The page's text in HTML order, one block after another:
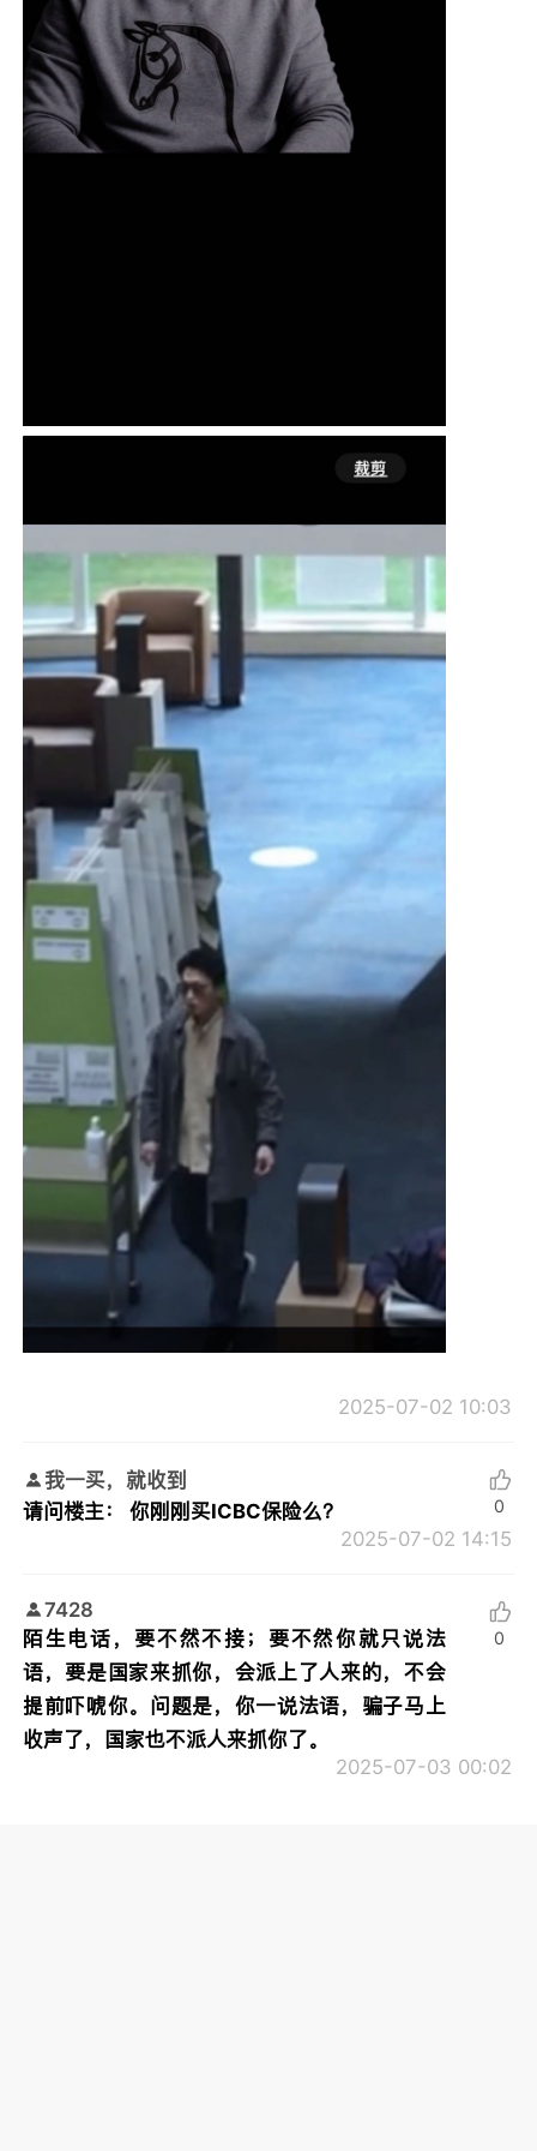
2025-07-02 10:03
我一买，就收到
请问楼主： 你刚刚买ICBC保险么？
2025-07-02 14:15
0
7428
陌生电话，要不然不接；要不然你就只说法
语，要是国家来抓你，会派上了人来的，不会
提前吓唬你。问题是，你一说法语，骗子马上
收声了，国家也不派人来抓你了。
2025-07-03 00:02
0